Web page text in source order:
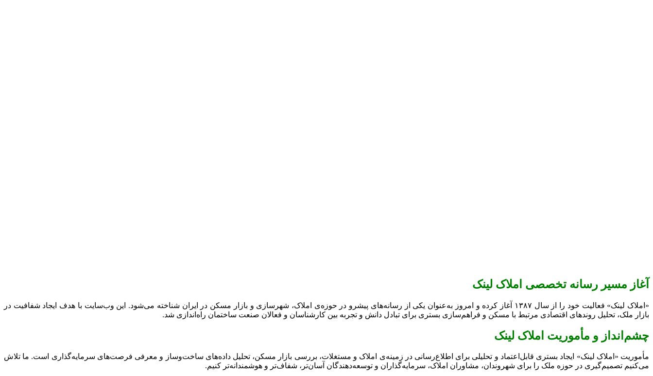
آغاز مسیر رسانه تخصصی املاک لینک
«املاک لینک» فعالیت خود را از سال ۱۳۸۷ آغاز کرده و امروز به‌عنوان یکی از رسانه‌های پیشرو در حوزه‌ی املاک، شهرسازی و بازار مسکن در ایران شناخته می‌شود. این وب‌سایت با هدف ایجاد شفافیت در
بازار ملک، تحلیل روندهای اقتصادی مرتبط با مسکن و فراهم‌سازی بستری برای تبادل دانش و تجربه بین کارشناسان و فعالان صنعت ساختمان راه‌اندازی شد.
چشم‌انداز و مأموریت املاک لینک
مأموریت «املاک لینک» ایجاد بستری قابل‌اعتماد و تحلیلی برای اطلاع‌رسانی در زمینه‌ی املاک و مستغلات، بررسی بازار مسکن، تحلیل داده‌های ساخت‌وساز و معرفی فرصت‌های سرمایه‌گذاری است. ما تلاش
می‌کنیم تصمیم‌گیری در حوزه ملک را برای شهروندان، مشاوران املاک، سرمایه‌گذاران و توسعه‌دهندگان آسان‌تر، شفاف‌تر و هوشمندانه‌تر کنیم.